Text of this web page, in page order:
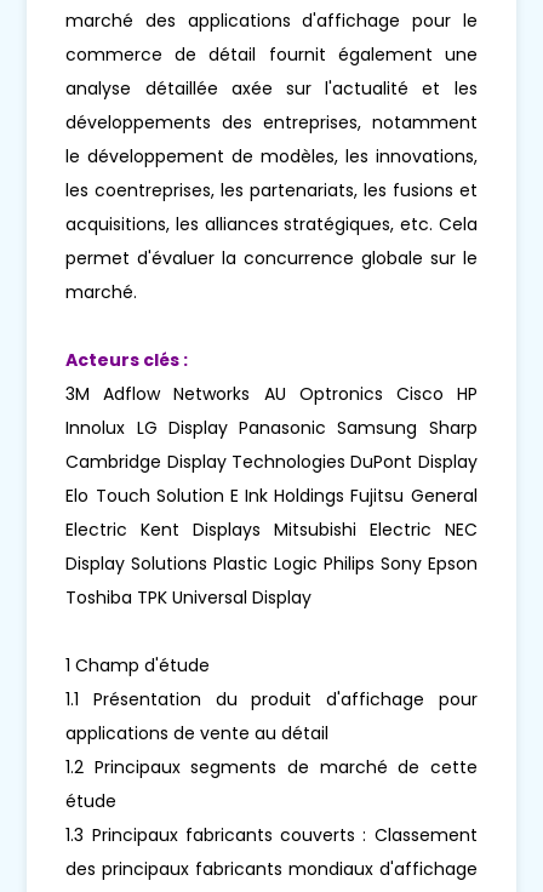
marché des applications d'affichage pour le
commerce de détail fournit également une
analyse détaillée axée sur l'actualité et les
développements des entreprises, notamment
le développement de modèles, les innovations,
les coentreprises, les partenariats, les fusions et
acquisitions, les alliances stratégiques, etc. Cela
permet d'évaluer la concurrence globale sur le
marché.
Acteurs clés :
3M Adflow Networks AU Optronics Cisco HP
Innolux LG Display Panasonic Samsung Sharp
Cambridge Display Technologies DuPont Display
Elo Touch Solution E Ink Holdings Fujitsu General
Electric Kent Displays Mitsubishi Electric NEC
Display Solutions Plastic Logic Philips Sony Epson
Toshiba TPK Universal Display
1 Champ d'étude
1.1 Présentation du produit d'affichage pour
applications de vente au détail
1.2 Principaux segments de marché de cette
étude
1.3 Principaux fabricants couverts : Classement
des principaux fabricants mondiaux d'affichage